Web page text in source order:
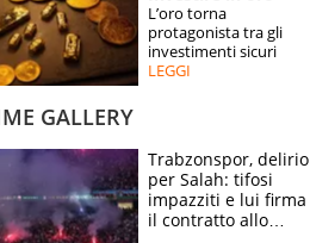
ESPERTI
CONTATTI
L’oro torna
protagonista tra gli
investimenti sicuri
LEGGI
GALLERY
Trabzonspor, delirio
per Salah: tifosi
impazziti e lui firma
il contratto allo